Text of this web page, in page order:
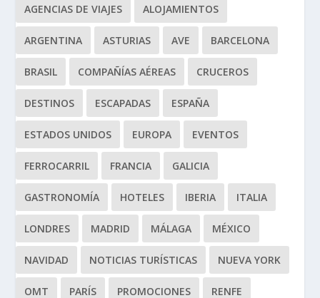
AGENCIAS DE VIAJES ALOJAMIENTOS
ARGENTINA ASTURIAS AVE BARCELONA
BRASIL COMPAÑÍAS AÉREAS CRUCEROS
DESTINOS ESCAPADAS ESPAÑA
ESTADOS UNIDOS EUROPA EVENTOS
FERROCARRIL FRANCIA GALICIA
GASTRONOMÍA HOTELES IBERIA ITALIA
LONDRES MADRID MÁLAGA MÉXICO
NAVIDAD NOTICIAS TURÍSTICAS NUEVA YORK
OMT PARÍS PROMOCIONES RENFE